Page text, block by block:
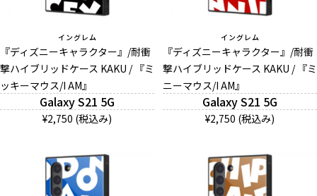
イングレム
『ディズニーキャラクター』/耐衝
撃ハイブリッドケース KAKU / 『ミ
ッキーマウス/I AM』
Galaxy S21 5G
¥2,750 (税込み)
イングレム
『ディズニーキャラクター』/耐衝
撃ハイブリッドケース KAKU / 『ミ
ニーマウス/I AM』
Galaxy S21 5G
¥2,750 (税込み)